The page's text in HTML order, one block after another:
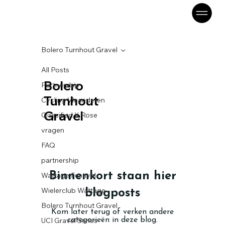
All Posts
Partnership
Cycling Vlaanderen
Classified X Rose
vragen
FAQ
partnership
Wattage Festival
Wielerclub Wattage
Bolero Turnhout Gravel
UCI Gravel Series
Bolero Turnhout Gravel
Bolero
Turnhout
Gravel
Binnenkort staan hier
blogposts
Kom later terug of verken andere
categorieën in deze blog.